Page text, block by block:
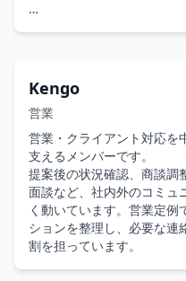
客との打ち合わせにも参加
PM補佐・要件定義・技術
した人材です。
工場DXプロジェクトではイ
案件ではLiffを用いた複数
されやすい環境でも、技術
ョンで案件を前に進めてき
技術と仕様の間を整理でき
Kengo
営業
営業・クライアント対応を
支えるメンバーです。
提案後の状況確認、商談調
面談など、社内外のコミュ
く動いています。営業定例
ションを整理し、必要な連
割を担っています。